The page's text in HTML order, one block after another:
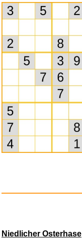
Learn to
The
Niedlicher Osterhase